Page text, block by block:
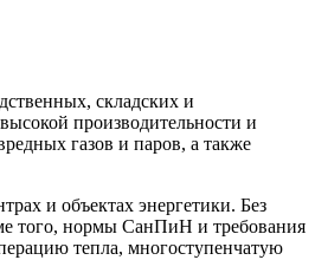
складских и
производительности и
газов и паров, а также
и объектах энергетики. Без
того, нормы СанПиН и требования
тепла, многоступенчатую